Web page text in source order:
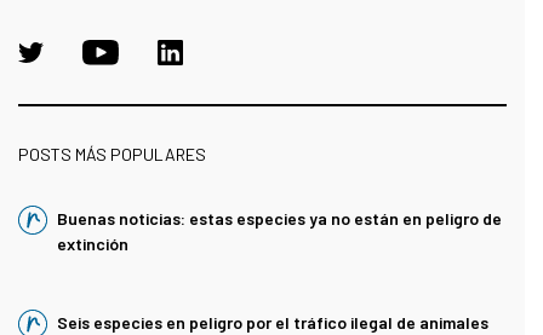
POSTS MÁS POPULARES
Buenas noticias: estas especies ya no están en peligro de
extinción
Seis especies en peligro por el tráfico ilegal de animales